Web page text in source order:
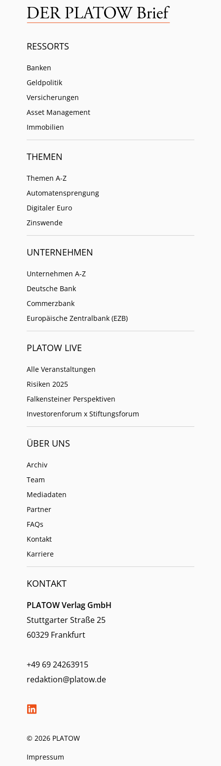
RESSORTS
Banken
Geldpolitik
Versicherungen
Asset Management
Immobilien
THEMEN
Themen A-Z
Automatensprengung
Digitaler Euro
Zinswende
UNTERNEHMEN
Unternehmen A-Z
Deutsche Bank
Commerzbank
Europäische Zentralbank (EZB)
PLATOW LIVE
Alle Veranstaltungen
Risiken 2025
Falkensteiner Perspektiven
Investorenforum x Stiftungsforum
ÜBER UNS
Archiv
Team
Mediadaten
Partner
FAQs
Kontakt
Karriere
KONTAKT
PLATOW Verlag GmbH
Stuttgarter Straße 25
60329 Frankfurt
+49 69 24263915
redaktion@platow.de
© 2026 PLATOW
Impressum